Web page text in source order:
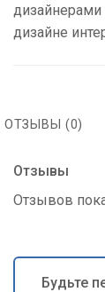
дизайне
ОТЗЫВЫ (0)
Отзывы
Отзывов
Будьте